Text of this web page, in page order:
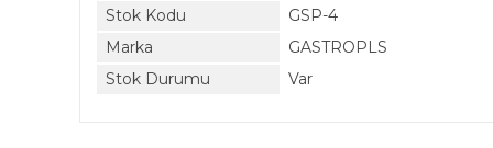
Stok Kodu
GSP-4
Marka
GASTROPLS
Stok Durumu
Var